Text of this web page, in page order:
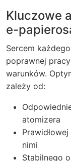
Kluczowe
e-
Sercem
poprawnej
warunków.
zależy od:
atomizera
nimi
Stabilnego